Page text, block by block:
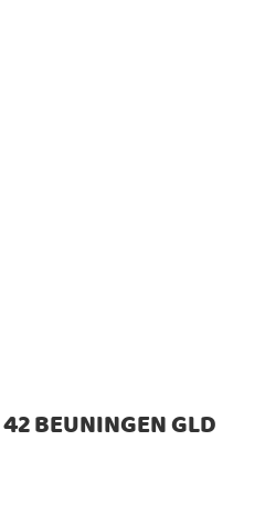
BEUNINGEN GLD